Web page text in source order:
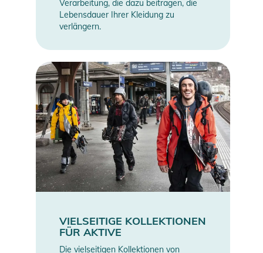
Verarbeitung, die dazu beitragen, die
Lebensdauer Ihrer Kleidung zu
verlängern.
VIELSEITIGE KOLLEKTIONEN
FÜR AKTIVE
Die vielseitigen Kollektionen von